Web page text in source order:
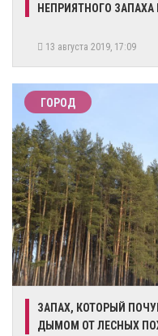
НЕПРИЯТНОГО ЗАПАХА
13 августа 2019, 17:09
ГОРОД
ЗАПАХ, КОТОРЫЙ
ДЫМОМ ОТ ЛЕСНЫХ